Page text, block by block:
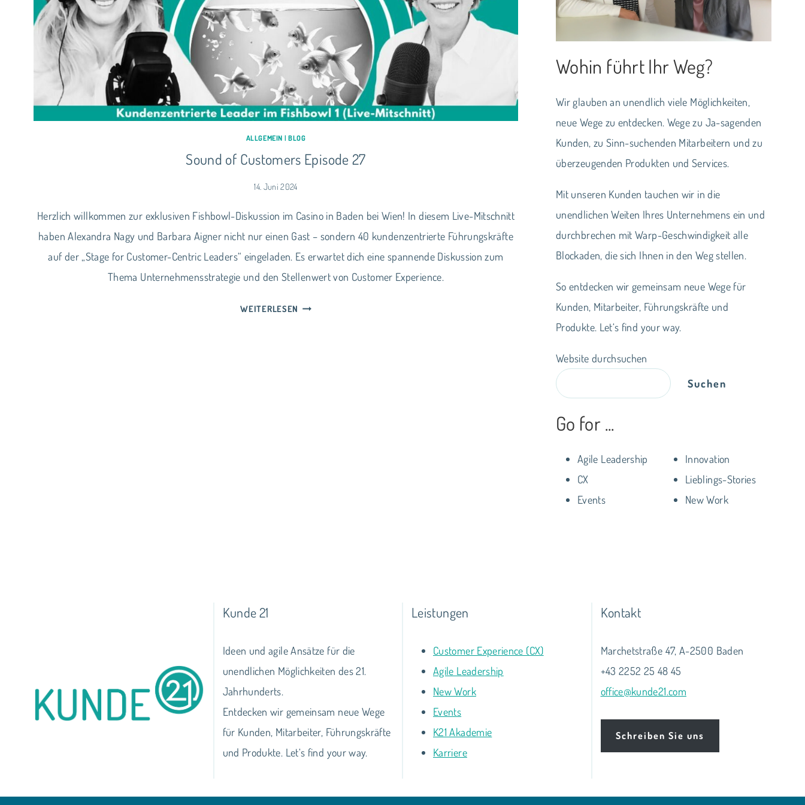
ALLGEMEIN | BLOG
Sound of Customers Episode 27
14. Juni 2024
Herzlich willkommen zur exklusiven Fishbowl-Diskussion im Casino in Baden bei Wien! In diesem Live-Mitschnitt
haben Alexandra Nagy und Barbara Aigner nicht nur einen Gast – sondern 40 kundenzentrierte Führungskräfte
auf der „Stage for Customer-Centric Leaders“ eingeladen. Es erwartet dich eine spannende Diskussion zum
Thema Unternehmensstrategie und den Stellenwert von Customer Experience.
WEITERLESEN SOUND
Wohin führt Ihr Weg?
Wir glauben an unendlich viele Möglichkeiten,
neue Wege zu entdecken. Wege zu Ja-sagenden
Kunden, zu Sinn-suchenden Mitarbeitern und zu
überzeugenden Produkten und Services.
Mit unseren Kunden tauchen wir in die
unendlichen Weiten Ihres Unternehmens ein und
durchbrechen mit Warp-Geschwindigkeit alle
Blockaden, die sich Ihnen in den Weg stellen.
So entdecken wir gemeinsam neue Wege für
Kunden, Mitarbeiter, Führungskräfte und
Produkte. Let‘s find your way.
Website durchsuchen
Suchen
Go for ...
Agile Leadership
CX
Events
Innovation
Lieblings-Stories
New Work
Kunde 21
Ideen und agile Ansätze für die
unendlichen Möglichkeiten des 21.
Jahrhunderts.
Entdecken wir gemeinsam neue Wege
für Kunden, Mitarbeiter, Führungskräfte
und Produkte. Let‘s find your way.
Leistungen
Customer Experience (CX)
Agile Leadership
New Work
Events
K21 Akademie
Karriere
Kontakt
Marchetstraße 47, A-2500 Baden
+43 2252 25 48 45
office@kunde21.com
Schreiben Sie uns